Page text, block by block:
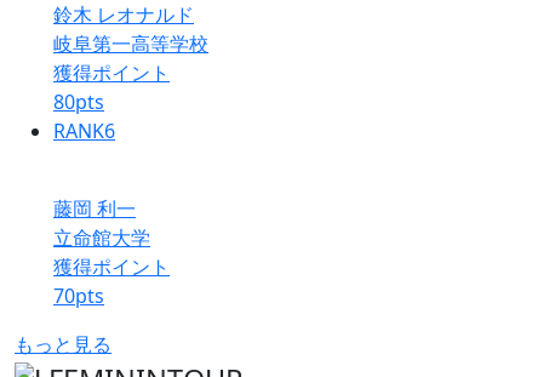
鈴木 レオナルド
岐阜第一高等学校
獲得ポイント
80pts
RANK6
藤岡 利一
立命館大学
獲得ポイント
70pts
もっと見る